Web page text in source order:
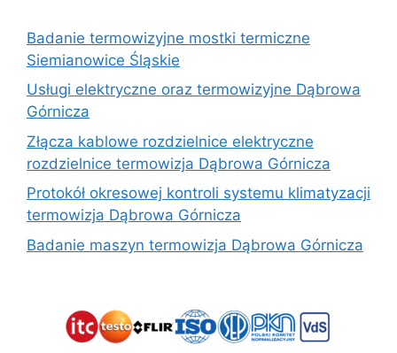
Badanie termowizyjne mostki termiczne
Siemianowice Śląskie
Usługi elektryczne oraz termowizyjne Dąbrowa
Górnicza
Złącza kablowe rozdzielnice elektryczne
rozdzielnice termowizja Dąbrowa Górnicza
Protokół okresowej kontroli systemu klimatyzacji
termowizja Dąbrowa Górnicza
Badanie maszyn termowizja Dąbrowa Górnicza